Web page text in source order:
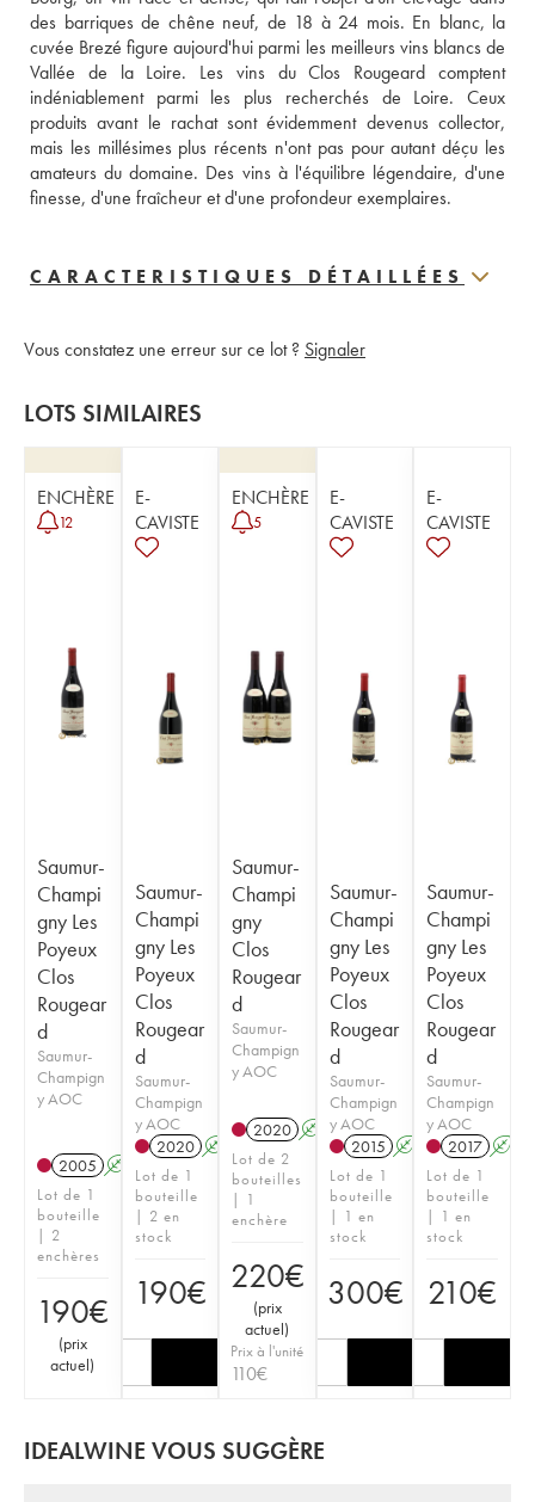
des barriques de chêne neuf, de 18 à 24 mois. En blanc, la
cuvée Brezé figure aujourd'hui parmi les meilleurs vins blancs de
Vallée de la Loire. Les vins du Clos Rougeard comptent
indéniablement parmi les plus recherchés de Loire. Ceux
produits avant le rachat sont évidemment devenus collector,
mais les millésimes plus récents n'ont pas pour autant déçu les
amateurs du domaine. Des vins à l'équilibre légendaire, d'une
finesse, d'une fraîcheur et d'une profondeur exemplaires.
CARACTERISTIQUES DÉTAILLÉES
Vous constatez une erreur sur ce lot ? Signaler
LOTS SIMILAIRES
ENCHÈRE
12
Saumur-
Champi
gny Les
Poyeux
Clos
Rougear
d
Saumur-
Champign
y AOC
2005 A
Lot de 1
bouteille
| 2
enchères
190€
(prix
actuel)
E-
CAVISTE
Saumur-
Champi
gny Les
Poyeux
Clos
Rougear
d
Saumur-
Champign
y AOC
2020 A
Lot de 1
bouteille
| 2 en
stock
190€
ENCHÈRE
5
Saumur-
Champi
gny
Clos
Rougear
d
Saumur-
Champign
y AOC
2020 A
Lot de 2
bouteilles
| 1
enchère
220€
(prix
actuel)
Prix à l'unité
110€
E-
CAVISTE
Saumur-
Champi
gny Les
Poyeux
Clos
Rougear
d
Saumur-
Champign
y AOC
2015 A
Lot de 1
bouteille
| 1 en
stock
300€
E-
CAVISTE
Saumur-
Champi
gny Les
Poyeux
Clos
Rougear
d
Saumur-
Champign
y AOC
2017 A
Lot de 1
bouteille
| 1 en
stock
210€
IDEALWINE VOUS SUGGÈRE